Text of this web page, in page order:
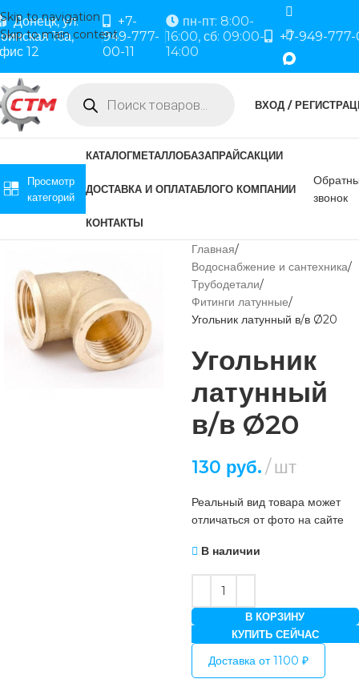
Skip to navigation
Skip to main content
Донецк, ул.
16а,
12
+7-
949-777-
00-11
пн-пт: 8:00-
16:00, сб: 09:00-
14:00
+7-949-777-
ВХОД /
Просмотр
категорий
КАТАЛОГМЕТАЛЛОБАЗАПРАЙСАКЦИИ
ДОСТАВКА И ОПЛАТАБЛОГО КОМПАНИИ
КОНТАКТЫ
звонок
Главная
Водоснабжение и сантехника
Трубодетали
Фитинги латунные
Угольник латунный в/в Ø20
Угольник
латунный
в/в Ø20
130 руб. шт
Реальный вид товара может
отличаться от фото на сайте
В наличии
В КОРЗИНУ
КУПИТЬ СЕЙЧАС
Доставка от 1100 ₽